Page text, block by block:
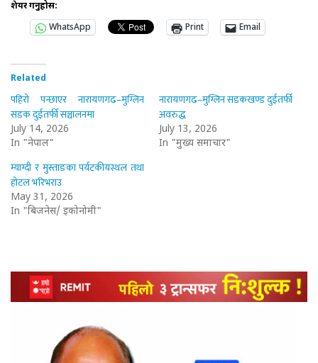
शेयर गर्नुहोस:
WhatsApp
Print Email
Related
पहिरो पन्छाएर नारायणगढ–मुग्लिन
सडक दुईतर्फी सञ्चालनमा
July 14, 2026
In "नेपाल"
नारायणगढ–मुग्लिन सडकखण्ड दुईतर्फी
अवरुद्ध
July 13, 2026
In "मुख्य समाचार"
म्याग्दी र मुस्ताङका पर्यटकीयस्थल तथा
होटल भरिभराउ
May 31, 2026
In "बिजनेस/ इकोनोमी"